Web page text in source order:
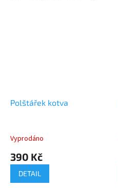
Polštářek kotva
Vyprodáno
390 Kč
DETAIL